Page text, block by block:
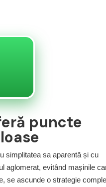
puncte
simplitatea sa aparentă și cu
aglomerat, evitând mașinile
se ascunde o strategie